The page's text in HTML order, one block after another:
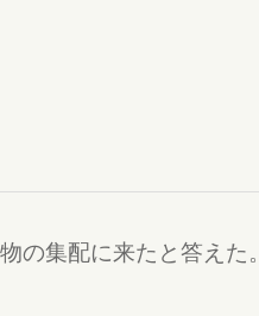
集配に来たと答えた。